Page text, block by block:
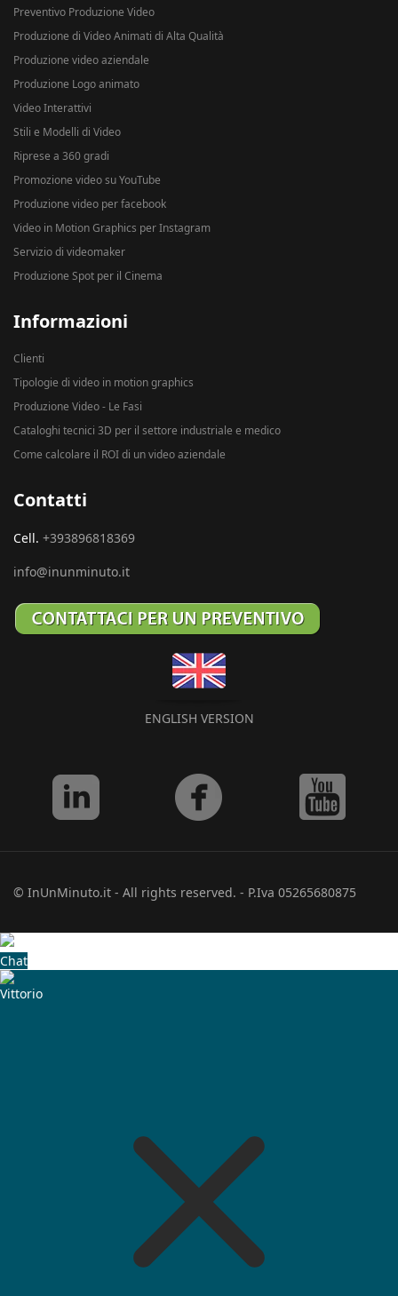
Preventivo Produzione Video
Produzione di Video Animati di Alta Qualità
Produzione video aziendale
Produzione Logo animato
Video Interattivi
Stili e Modelli di Video
Riprese a 360 gradi
Promozione video su YouTube
Produzione video per facebook
Video in Motion Graphics per Instagram
Servizio di videomaker
Produzione Spot per il Cinema
Informazioni
Clienti
Tipologie di video in motion graphics
Produzione Video - Le Fasi
Cataloghi tecnici 3D per il settore industriale e medico
Come calcolare il ROI di un video aziendale
Contatti
Cell. +393896818369
info@inunminuto.it
ENGLISH VERSION
© InUnMinuto.it - All rights reserved. - P.Iva 05265680875
Chat
Vittorio